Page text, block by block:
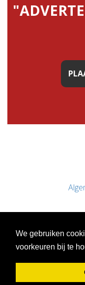
We gebruiken
voorkeuren bij te